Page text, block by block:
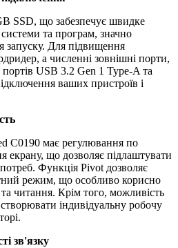
SSD, що забезпечує швидке
та програм, значно
запуску. Для підвищення
а численні зовнішні порти,
USB 3.2 Gen 1 Type-A та
ваших пристроїв і
C0190 має регулювання по
екрану, що дозволяє підлаштувати
Функція Pivot дозволяє
режим, що особливо корисно
читання. Крім того, можливість
індивідуальну робочу
зв'язку